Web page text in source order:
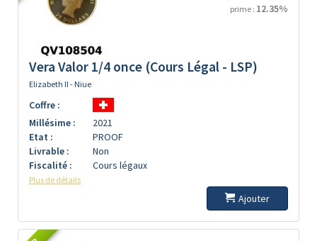
prime : 12.35%
Vera Valor 1/4 once (Cours Légal - LSP)
Elizabeth II - Niue
Coffre :
Millésime :
2021
Etat :
PROOF
Livrable :
Non
Fiscalité :
Cours légaux
Plus de détails
Ajouter